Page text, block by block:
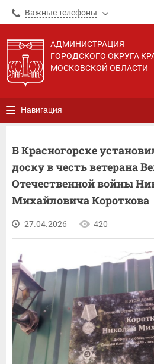
Важные телефоны
АДМИНИСТРАЦИЯ
ГОРОДСКОГО ОКРУГА
МОСКОВСКОЙ ОБЛАСТИ
Навигация
В Красногорске
доску в честь ветерана
Отечественной войны
Михайловича Короткова
27.04.2026 420